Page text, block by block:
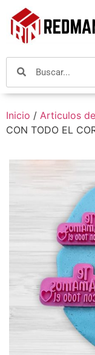
Inicio / Articulos
CON TODO EL